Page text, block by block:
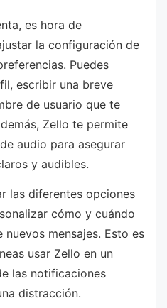
es hora de
la configuración de
Puedes
escribir una breve
de usuario que te
Zello te permite
audio para asegurar
y audibles.
las diferentes opciones
cómo y cuándo
mensajes. Esto es
usar Zello en un
las notificaciones
distracción.